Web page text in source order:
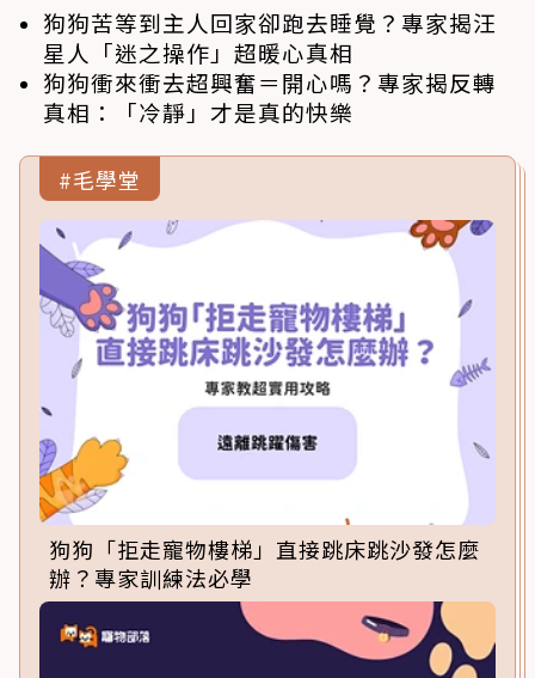
狗狗苦等到主人回家卻跑去睡覺？專家揭汪
星人「迷之操作」超暖心真相
狗狗衝來衝去超興奮＝開心嗎？專家揭反轉
真相：「冷靜」才是真的快樂
#毛學堂
狗狗「拒走寵物樓梯」直接跳床跳沙發怎麼
辦？專家訓練法必學